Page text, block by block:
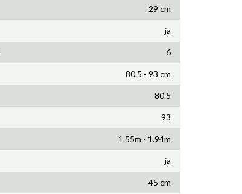
29 cm
ja
6
80.5 - 93 cm
80.5
93
1.55m - 1.94m
ja
45 cm